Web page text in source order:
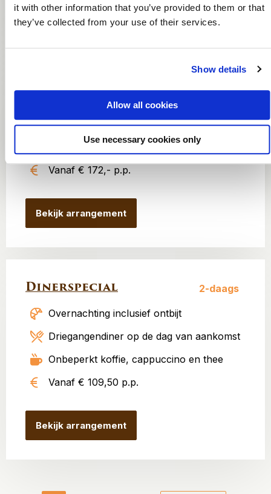
it with other information that you’ve provided to them or that
they’ve collected from your use of their services.
Show details
Allow all cookies
Use necessary cookies only
3-daags
Twee overnachtingen inclusief ontbijt
Driegangendiner op de dag van aankomst
Onbeperkt koffie, cappuccino en thee
Vanaf € 172,- p.p.
Bekijk arrangement
2-daags
Dinerspecial
Overnachting inclusief ontbijt
Driegangendiner op de dag van aankomst
Onbeperkt koffie, cappuccino en thee
Vanaf € 109,50 p.p.
Bekijk arrangement